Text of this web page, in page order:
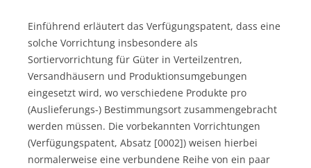
Einführend erläutert das Verfügungspatent, dass eine
solche Vorrichtung insbesondere als
Sortiervorrichtung für Güter in Verteilzentren,
Versandhäusern und Produktionsumgebungen
eingesetzt wird, wo verschiedene Produkte pro
(Auslieferungs-) Bestimmungsort zusammengebracht
werden müssen. Die vorbekannten Vorrichtungen
(Verfügungspatent, Absatz [0002]) weisen hierbei
normalerweise eine verbundene Reihe von ein paar